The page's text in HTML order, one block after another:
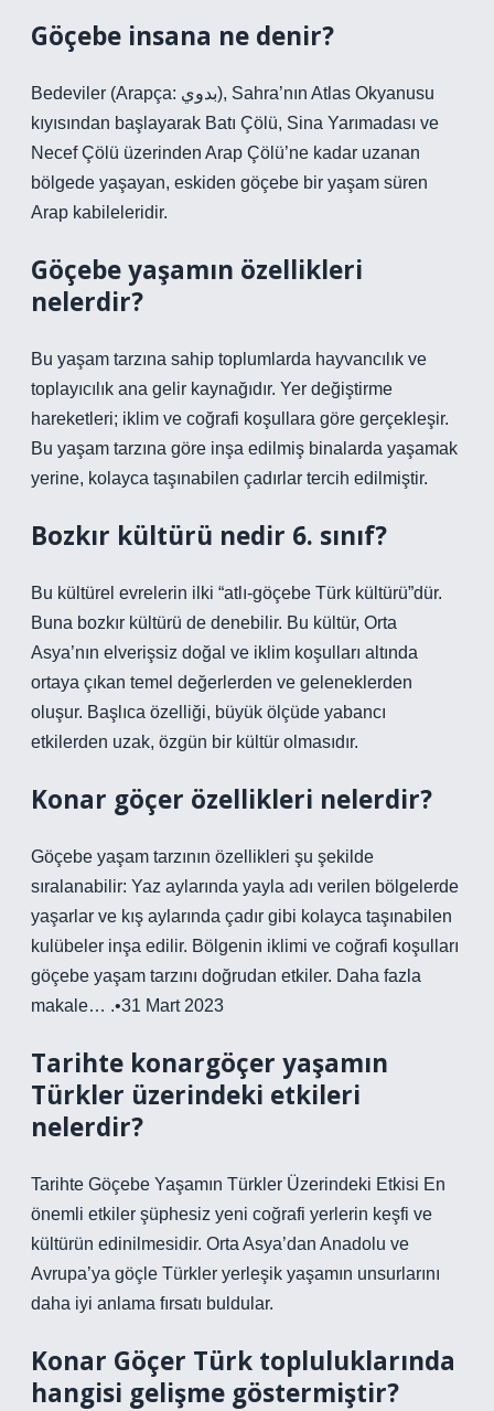
Göçebe insana ne denir?
Bedeviler (Arapça: بدوي), Sahra’nın Atlas Okyanusu
kıyısından başlayarak Batı Çölü, Sina Yarımadası ve
Necef Çölü üzerinden Arap Çölü’ne kadar uzanan
bölgede yaşayan, eskiden göçebe bir yaşam süren
Arap kabileleridir.
Göçebe yaşamın özellikleri
nelerdir?
Bu yaşam tarzına sahip toplumlarda hayvancılık ve
toplayıcılık ana gelir kaynağıdır. Yer değiştirme
hareketleri; iklim ve coğrafi koşullara göre gerçekleşir.
Bu yaşam tarzına göre inşa edilmiş binalarda yaşamak
yerine, kolayca taşınabilen çadırlar tercih edilmiştir.
Bozkır kültürü nedir 6. sınıf?
Bu kültürel evrelerin ilki “atlı-göçebe Türk kültürü”dür.
Buna bozkır kültürü de denebilir. Bu kültür, Orta
Asya’nın elverişsiz doğal ve iklim koşulları altında
ortaya çıkan temel değerlerden ve geleneklerden
oluşur. Başlıca özelliği, büyük ölçüde yabancı
etkilerden uzak, özgün bir kültür olmasıdır.
Konar göçer özellikleri nelerdir?
Göçebe yaşam tarzının özellikleri şu şekilde
sıralanabilir: Yaz aylarında yayla adı verilen bölgelerde
yaşarlar ve kış aylarında çadır gibi kolayca taşınabilen
kulübeler inşa edilir. Bölgenin iklimi ve coğrafi koşulları
göçebe yaşam tarzını doğrudan etkiler. Daha fazla
makale… .•31 Mart 2023
Tarihte konargöçer yaşamın
Türkler üzerindeki etkileri
nelerdir?
Tarihte Göçebe Yaşamın Türkler Üzerindeki Etkisi En
önemli etkiler şüphesiz yeni coğrafi yerlerin keşfi ve
kültürün edinilmesidir. Orta Asya’dan Anadolu ve
Avrupa’ya göçle Türkler yerleşik yaşamın unsurlarını
daha iyi anlama fırsatı buldular.
Konar Göçer Türk topluluklarında
hangisi gelişme göstermiştir?